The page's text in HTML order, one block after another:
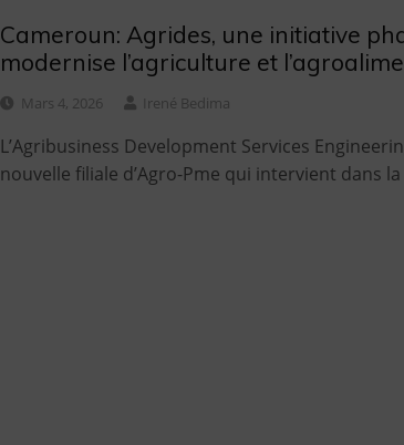
Cameroun: Agrides, une initiative
modernise l’agriculture et
Mars 4, 2026 Irené Bedima
L’Agribusiness Development Services
nouvelle filiale d’Agro-Pme qui intervient dans